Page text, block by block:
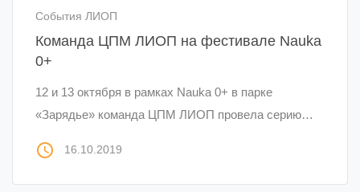
События ЛИОП
Команда ЦПМ ЛИОП на фестивале Nauka
0+
12 и 13 октября в рамках Nauka 0+ в парке
«Зарядье» команда ЦПМ ЛИОП провела серию…
access_time 16.10.2019